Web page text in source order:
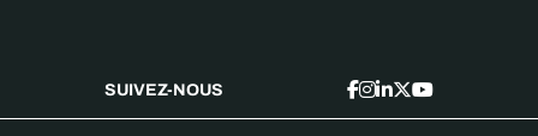
SUIVEZ-NOUS